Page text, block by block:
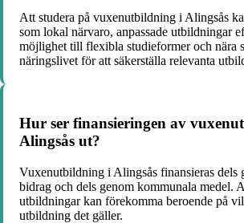
Att studera på vuxenutbildning i Alingsås
som lokal närvaro, anpassade utbildningar
möjlighet till flexibla studieformer och nära
näringslivet för att säkerställa relevanta
Hur ser finansieringen av
Alingsås ut?
Vuxenutbildning i Alingsås finansieras dels
bidrag och dels genom kommunala medel.
utbildningar kan förekomma beroende på
utbildning det gäller.